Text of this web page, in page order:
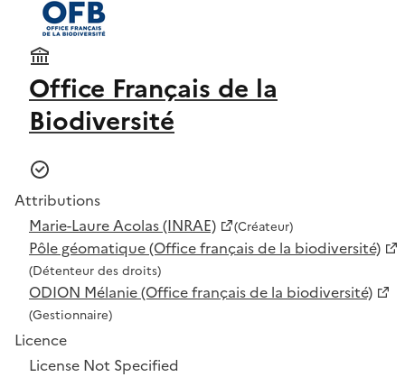
Office Français de la
Biodiversité
Attributions
Marie-Laure Acolas (INRAE)
(Créateur)
Pôle géomatique (Office français de la biodiversité)
(Détenteur des droits)
ODION Mélanie (Office français de la biodiversité)
(Gestionnaire)
Licence
License Not Specified